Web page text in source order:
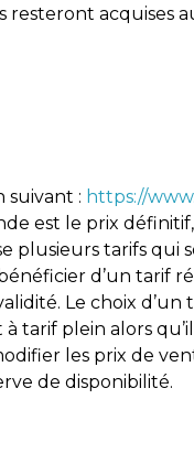
suivant : https://
est le prix
tarifs
d’un
Le choix
tarif plein alors
les prix de
de disponibilité.